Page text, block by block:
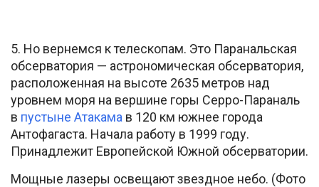
5. Но вернемся к телескопам. Это Паранальская
обсерватория — астрономическая обсерватория,
расположенная на высоте 2635 метров над
уровнем моря на вершине горы Серро-Параналь
в пустыне Атакама в 120 км южнее города
Антофагаста. Начала работу в 1999 году.
Принадлежит Европейской Южной обсерватории.
Мощные лазеры освещают звездное небо. (Фото